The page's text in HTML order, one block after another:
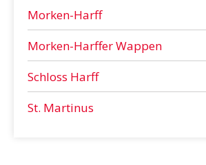
Morken-Harff
Morken-Harffer Wappen
Schloss Harff
St. Martinus